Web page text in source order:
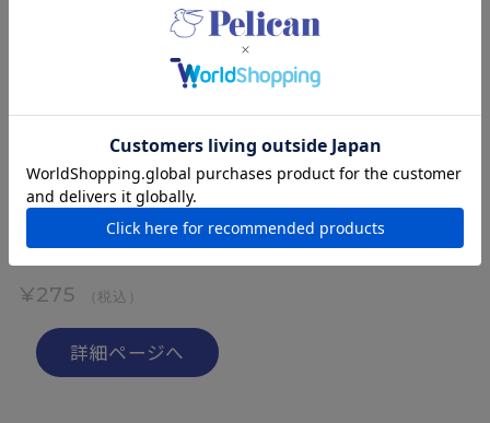
ペリカン自然派石けん よも
ぎ
1個
¥275 （税込）
詳細ページへ